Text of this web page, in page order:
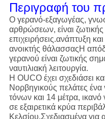
Περιγραφή του
Ο γερανό-εξαγωγέας,
αρθρώσεων, είναι ζωτικής
επιχειρήσεις.ανάπτυξη
ανοικτής θάλασσαςΗ
γερανού είναι ζωτικής
ναυτιλιακή λειτουργία.
Η OUCO έχει σχεδιάσει
Νορβηγικούς πελάτες
τόνων και 14 μέτρα, ικανό
σε εξαιρετικά κρύα
Κελσίου.Σχεδιασμένα